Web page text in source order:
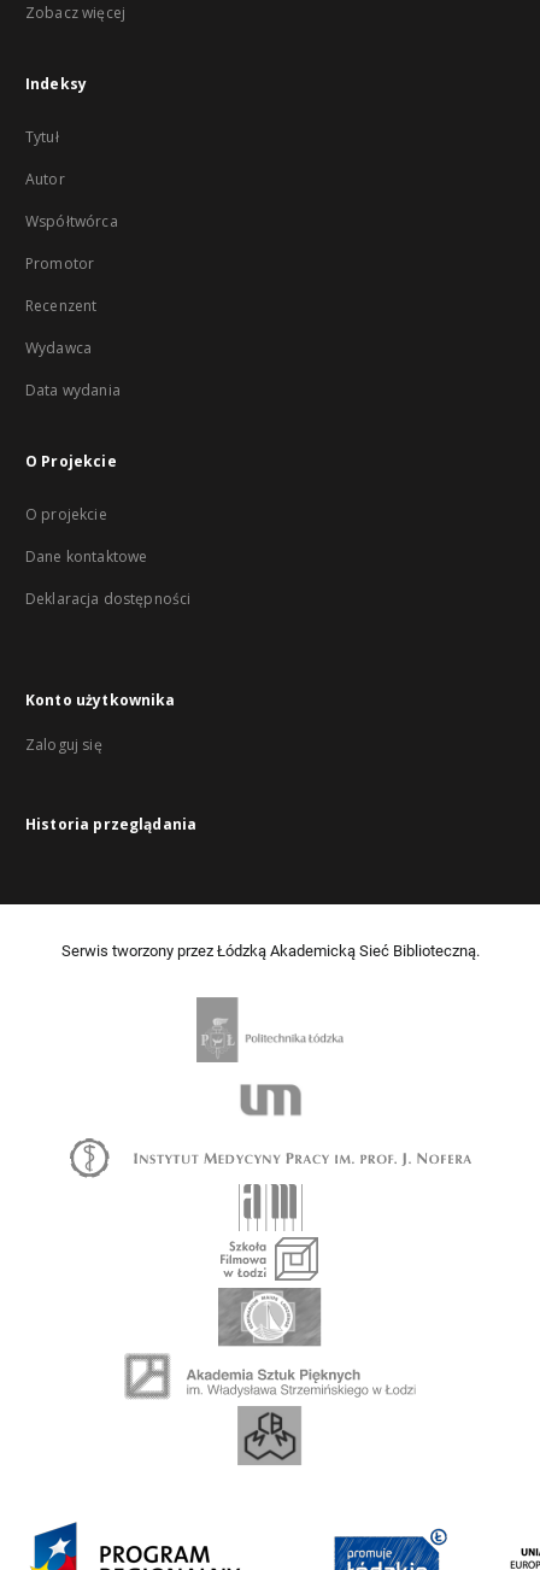
Zobacz więcej
Indeksy
Tytuł
Autor
Współtwórca
Promotor
Recenzent
Wydawca
Data wydania
O Projekcie
O projekcie
Dane kontaktowe
Deklaracja dostępności
Konto użytkownika
Zaloguj się
Historia przeglądania
Serwis tworzony przez Łódzką Akademicką Sieć Biblioteczną.